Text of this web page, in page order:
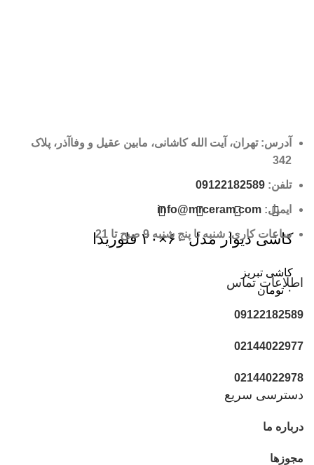
کاشی دیوار مدل ۶۰×۲۰ فلوریدا
کاشی تبریز
۰ تومان
آدرس: تهران، آیت الله کاشانی، مابین عقیل و وفاآذر، پلاک
342
تلفن: 09122182589
ایمیل: info@mrceram.com
ساعات کاری: شنبه تا پنج شنبه 9 صبح تا 21
اطلاعات تماس
09122182589
02144022977
02144022978
دسترسی سریع
درباره ما
مجوزها